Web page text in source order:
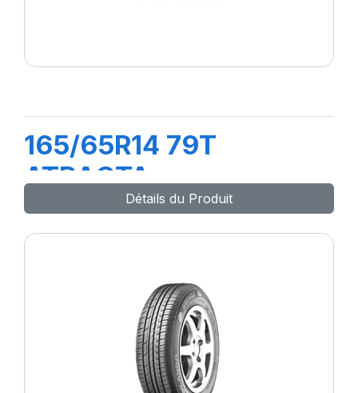
165/65R14 79T
ATRACTA
Détails du Produit